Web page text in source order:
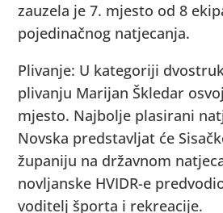
zauzela je 7. mjesto od 8
pojedinačnog natjecanja.
Plivanje: U kategoriji
plivanju Marijan Škledar
mjesto. Najbolje plasirani
Novska predstavljat će
županiju na državnom
novljanske HVIDR-e
voditelj športa i rekreacije.